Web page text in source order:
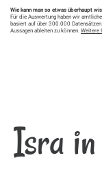
Wie kann man so etwas überhaupt
Für die Auswertung haben wir
basiert auf über 300.000
Aussagen ableiten zu können. Weitere
Isra